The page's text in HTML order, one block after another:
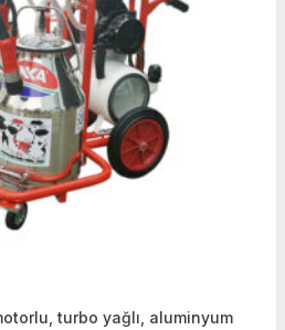
turbo yağlı, aluminyum